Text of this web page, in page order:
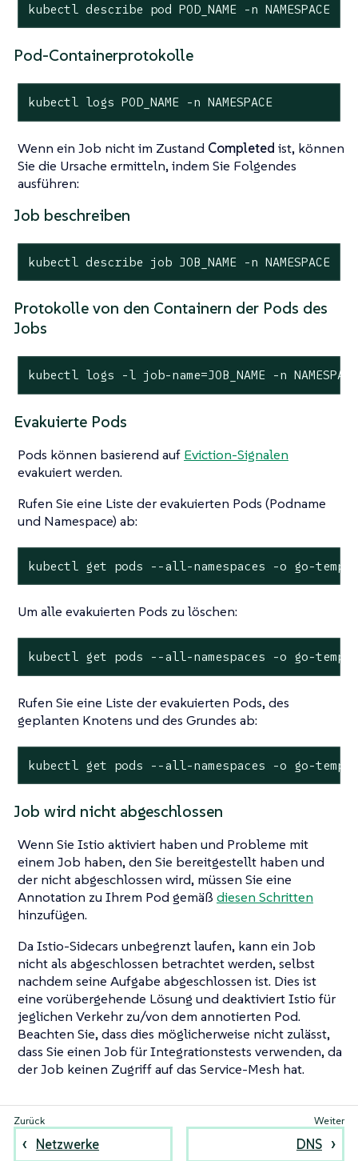
kubectl describe pod POD_NAME -n NAMESPACE
Pod-Containerprotokolle
kubectl logs POD_NAME -n NAMESPACE
Wenn ein Job nicht im Zustand Completed ist, können
Sie die Ursache ermitteln, indem Sie Folgendes
ausführen:
Job beschreiben
kubectl describe job JOB_NAME -n NAMESPACE
Protokolle von den Containern der Pods des
Jobs
kubectl logs -l job-name=JOB_NAME -n NAMESPACE
Evakuierte Pods
Pods können basierend auf Eviction-Signalen
evakuiert werden.
Rufen Sie eine Liste der evakuierten Pods (Podname
und Namespace) ab:
kubectl get pods --all-namespaces -o go-
Um alle evakuierten Pods zu löschen:
kubectl get pods --all-namespaces -o go-
Rufen Sie eine Liste der evakuierten Pods, des
geplanten Knotens und des Grundes ab:
kubectl get pods --all-namespaces -o go-
Job wird nicht abgeschlossen
Wenn Sie Istio aktiviert haben und Probleme mit
einem Job haben, den Sie bereitgestellt haben und
der nicht abgeschlossen wird, müssen Sie eine
Annotation zu Ihrem Pod gemäß diesen Schritten
hinzufügen.
Da Istio-Sidecars unbegrenzt laufen, kann ein Job
nicht als abgeschlossen betrachtet werden, selbst
nachdem seine Aufgabe abgeschlossen ist. Dies ist
eine vorübergehende Lösung und deaktiviert Istio für
jeglichen Verkehr zu/von dem annotierten Pod.
Beachten Sie, dass dies möglicherweise nicht zulässt,
dass Sie einen Job für Integrationstests verwenden, da
der Job keinen Zugriff auf das Service-Mesh hat.
Netzwerke DNS